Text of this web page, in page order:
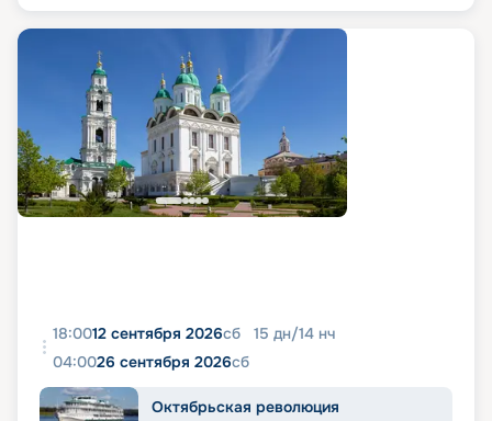
18:0012 сентября 2026сб 15 дн/14 нч
04:0026 сентября 2026сб
Октябрьская революция